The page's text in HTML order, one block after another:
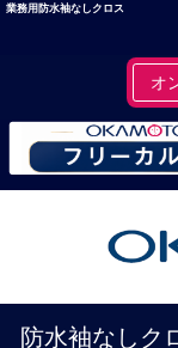
業務用防水袖なしクロス
オ
防水袖なしク